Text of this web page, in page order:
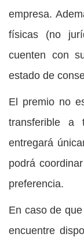
empresa.
físicas (no
cuenten con
estado de
El premio no
transferible a
entregará
podrá
preferencia.
En caso de
encuentre